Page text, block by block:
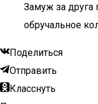
Замуж за друга
обручальное
Поделиться
Отправить
Класснуть